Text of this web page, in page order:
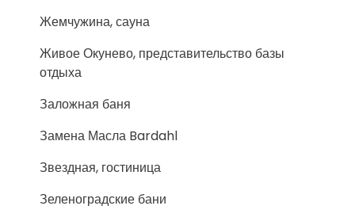
Жемчужина, сауна
Живое Окунево, представительство базы
отдыха
Заложная баня
Замена Масла Bardahl
Звездная, гостиница
Зеленоградские бани